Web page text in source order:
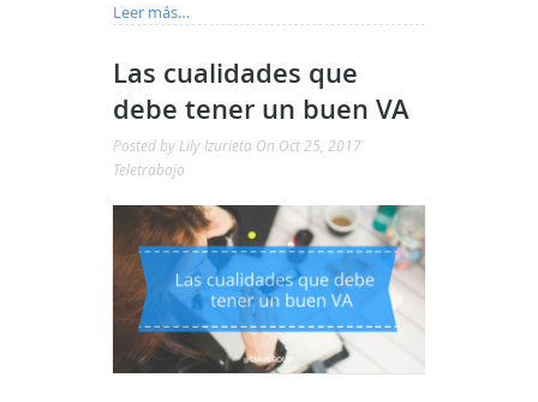
Leer más…
Las cualidades que
debe tener un buen VA
Posted by Lily Izurieta On Oct 25, 2017
Teletrabajo